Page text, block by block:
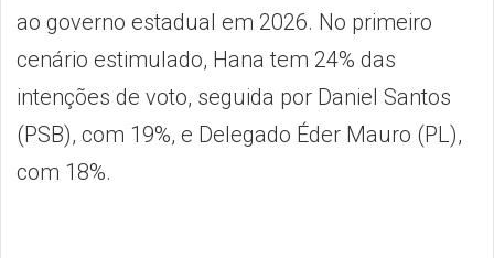
ao governo estadual em 2026. No primeiro
cenário estimulado, Hana tem 24% das
intenções de voto, seguida por Daniel Santos
(PSB), com 19%, e Delegado Éder Mauro (PL),
com 18%.